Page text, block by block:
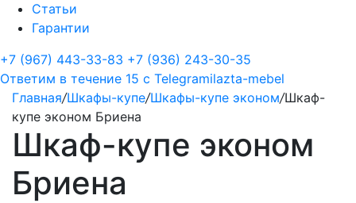
Статьи
Гарантии
+7 (967) 443-33-83 +7 (936) 243-30-35
Ответим в течение 15 с Telegramilazta-mebel
Главная/Шкафы-купе/Шкафы-купе эконом/Шкаф-
купе эконом Бриена
Шкаф-купе эконом
Бриена